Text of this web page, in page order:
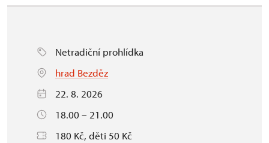
Netradiční prohlídka
hrad Bezděz
22. 8. 2026
18.00 – 21.00
180 Kč, děti 50 Kč